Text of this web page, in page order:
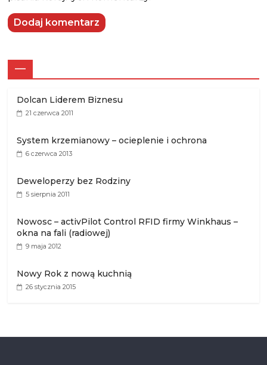
—
Dolcan Liderem Biznesu
21 czerwca 2011
System krzemianowy – ocieplenie i ochrona
6 czerwca 2013
Deweloperzy bez Rodziny
5 sierpnia 2011
Nowosc – activPilot Control RFID firmy Winkhaus –
okna na fali (radiowej)
9 maja 2012
Nowy Rok z nową kuchnią
26 stycznia 2015